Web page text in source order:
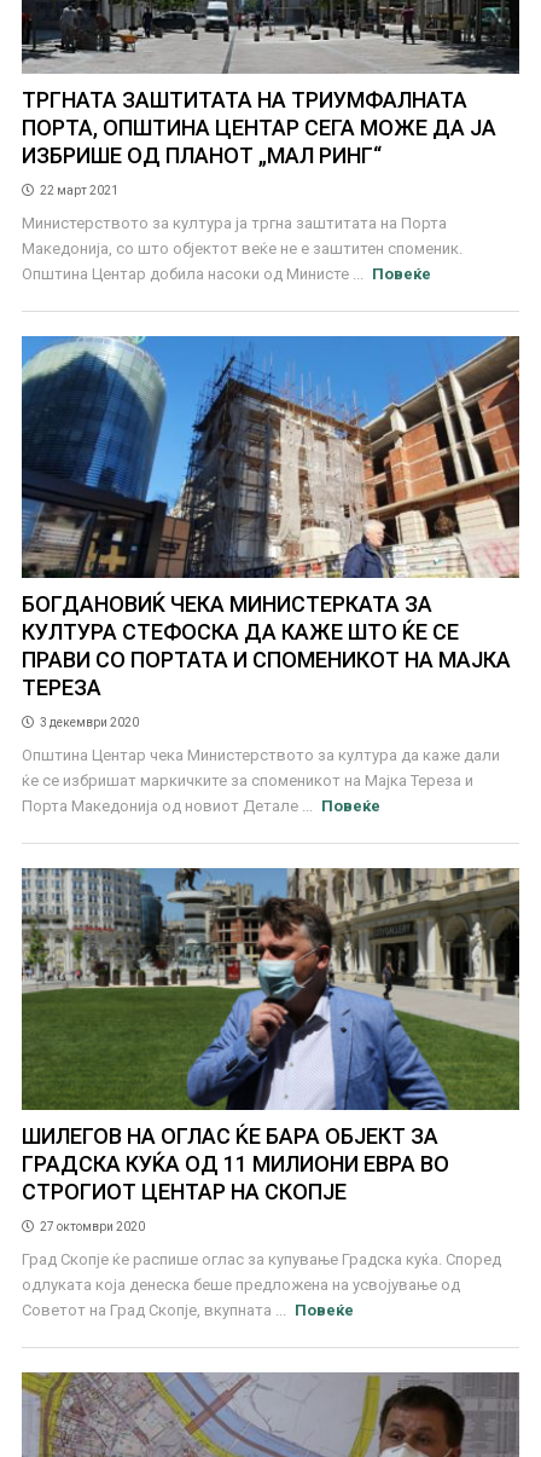
ТРГНАТА ЗАШТИТАТА НА ТРИУМФАЛНАТА
ПОРТА, ОПШТИНА ЦЕНТАР СЕГА МОЖЕ ДА ЈА
ИЗБРИШЕ ОД ПЛАНОТ „МАЛ РИНГ“
22 март 2021
Министерството за култура ја тргна заштитата на Порта
Македонија, со што објектот веќе не е заштитен споменик.
Општина Центар добила насоки од Министе ...
Повеќе
БОГДАНОВИЌ ЧЕКА МИНИСТЕРКАТА ЗА
КУЛТУРА СТЕФОСКА ДА КАЖЕ ШТО ЌЕ СЕ
ПРАВИ СО ПОРТАТА И СПОМЕНИКОТ НА МАЈКА
ТЕРЕЗА
3 декември 2020
Општина Центар чека Министерството за култура да каже дали
ќе се избришат маркичките за споменикот на Мајка Тереза и
Порта Македонија од новиот Детале ...
Повеќе
ШИЛЕГОВ НА ОГЛАС ЌЕ БАРА ОБЈЕКТ ЗА
ГРАДСКА КУЌА ОД 11 МИЛИОНИ ЕВРА ВО
СТРОГИОТ ЦЕНТАР НА СКОПЈЕ
27 октомври 2020
Град Скопје ќе распише оглас за купување Градска куќа. Според
одлуката која денеска беше предложена на усвојување од
Советот на Град Скопје, вкупната ...
Повеќе